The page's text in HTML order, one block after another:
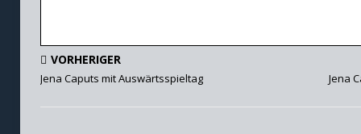
VORHERIGER
Jena Caputs mit Auswärtsspieltag Jena